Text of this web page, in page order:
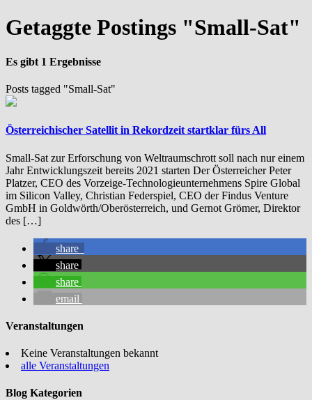
Getaggte Postings "Small-Sat"
Es gibt 1 Ergebnisse
Posts tagged "Small-Sat"
Österreichischer Satellit in Rekordzeit startklar fürs All
Small-Sat zur Erforschung von Weltraumschrott soll nach nur einem
Jahr Entwicklungszeit bereits 2021 starten Der Österreicher Peter
Platzer, CEO des Vorzeige-Technologieunternehmens Spire Global
im Silicon Valley, Christian Federspiel, CEO der Findus Venture
GmbH in Goldwörth/Oberösterreich, und Gernot Grömer, Direktor
des […]
share
share
share
email
Veranstaltungen
Keine Veranstaltungen bekannt
alle Veranstaltungen
Blog Kategorien